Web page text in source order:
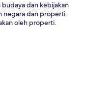
dan kebijakan
negara dan properti.
oleh properti.